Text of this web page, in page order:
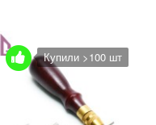
Купили >100 шт